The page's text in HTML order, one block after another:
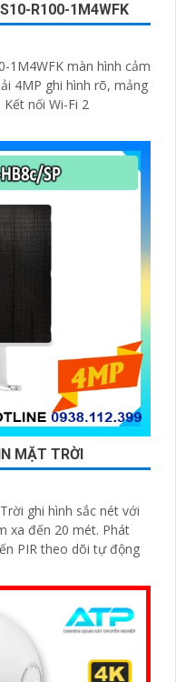
R100-1M4WFK
1M4WFK màn hình cảm
4MP ghi hình rõ, mảng
2 micrô và loa 3W cho âm thanh rõ. Kết nối Wi-Fi 2
MẶT TRỜI
ghi hình sắc nét với
đến 20 mét. Phát
PIR theo dõi tự động